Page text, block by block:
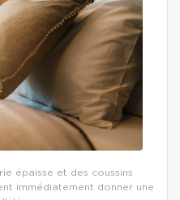
épaisse et des coussins
immédiatement donner une